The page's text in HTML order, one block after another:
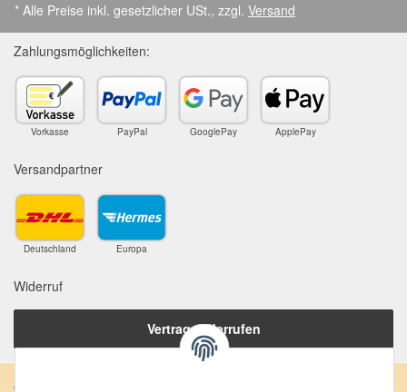
* Alle Preise inkl. gesetzlicher USt., zzgl. Versand
Zahlungsmöglichkeiten:
Vorkasse PayPal GooglePay ApplePay
Versandpartner
Deutschland Europa
Widerruf
Vertrag widerrufen
Anschrift: